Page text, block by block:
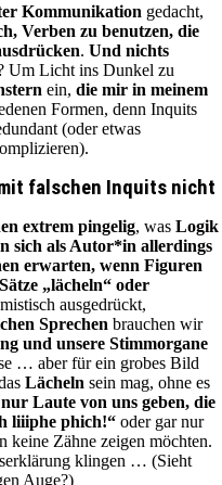
Kommunikation gedacht,
Verben zu benutzen, die
.Und nichts
Um Licht ins Dunkel zu
ein,die mir in meinem
Formen, denn Inquits
(oder etwas
falschen Inquits nicht
extrem pingelig, wasLogik
sich als Autor*in allerdings
erwarten, wenn Figuren
„lächeln“ oder
ausgedrückt,
Sprechen brauchen wir
und unsere Stimmorgane
… aber für ein grobes Bild
Lächeln sein mag, ohne es
Laute von uns geben, die
liiiphe phich!“ oder gar nur
keine Zähne zeigen möchten.
klingen … (Sieht
Auge?)